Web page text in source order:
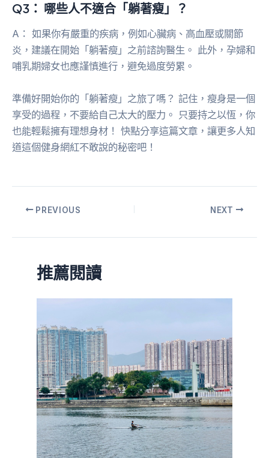
Q3： 哪些人不適合「躺著瘦」？
A： 如果你有嚴重的疾病，例如心臟病、高血壓或關節
炎，建議在開始「躺著瘦」之前諮詢醫生。 此外，孕婦和
哺乳期婦女也應謹慎進行，避免過度勞累。
準備好開始你的「躺著瘦」之旅了嗎？ 記住，瘦身是一個
享受的過程，不要給自己太大的壓力。 只要持之以恆，你
也能輕鬆擁有理想身材！ 快點分享這篇文章，讓更多人知
道這個健身網紅不敢說的秘密吧！
PREVIOUS NEXT
推薦閱讀